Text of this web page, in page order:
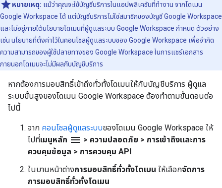
หมายเหตุ: แม้ว่าคุณจะใช้บัญชีบริการในแอปพลิเคชันที่ทำงาน จากโดเมน
Google Workspace ได้ แต่บัญชีบริการไม่ใช่สมาชิกของบัญชี Google Workspace
และไม่อยู่ภายใต้นโยบายโดเมนที่ผู้ดูแลระบบ Google Workspace กำหนด ตัวอย่าง
เช่น นโยบายที่ตั้งค่าไว้ในคอนโซลผู้ดูแลระบบของ Google Workspace เพื่อจำกัด
ความสามารถของผู้ใช้ปลายทางของ Google Workspace ในการแชร์เอกสาร
ภายนอกโดเมนจะไม่มีผลกับบัญชีบริการ
หากต้องการมอบสิทธิ์เข้าถึงทั่วทั้งโดเมนให้กับบัญชีบริการ ผู้ดูแล
ระบบขั้นสูงของโดเมน Google Workspace ต้องทำตามขั้นตอนต่อ
ไปนี้
จาก คอนโซลผู้ดูแลระบบของโดเมน Google Workspace ให้
ไปที่เมนูหลัก menu > ความปลอดภัย > การเข้าถึงและการ
ควบคุมข้อมูล > การควบคุม API
ในบานหน้าต่างการมอบสิทธิ์ทั่วทั้งโดเมน ให้เลือกจัดการ
การมอบสิทธิ์ทั่วทั้งโดเมน